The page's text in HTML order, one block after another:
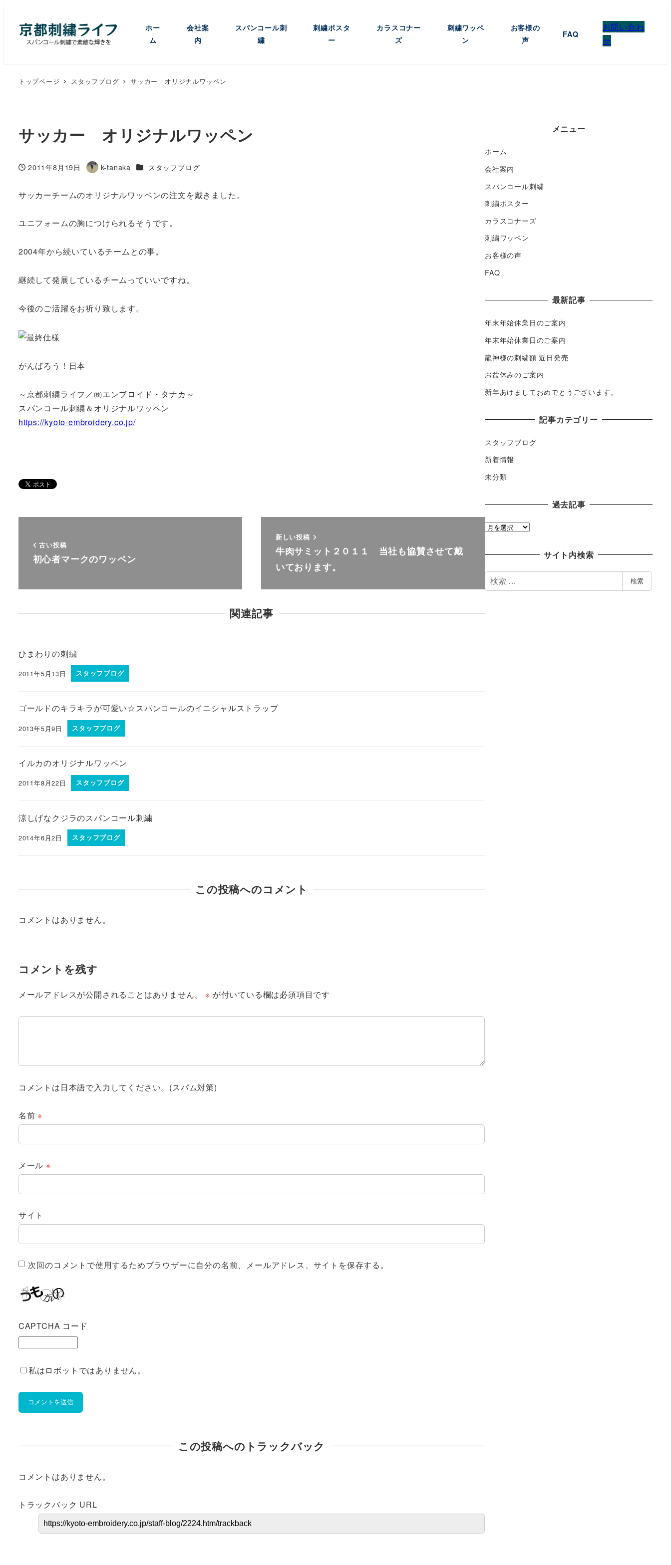
ホー
ム
会社案
内
スパンコール刺
繍
刺繍ポスタ
ー
カラスコナー
ズ
刺繍ワッペ
ン
お客様の
声
FAQ
お問い合わ
せ
トップページ スタッフブログ サッカー オリジナルワッペン
サッカー オリジナルワッペン
投稿日
2011年8月19日
著
k-tanaka カテゴリー
スタッフブログ
サッカーチームのオリジナルワッペンの注文を戴きました。
ユニフォームの胸につけられるそうです。
2004年から続いているチームとの事。
継続して発展しているチームっていいですね。
今後のご活躍をお祈り致します。
がんばろう！日本
～京都刺繍ライフ／㈱エンブロイド・タナカ～
スパンコール刺繍＆オリジナルワッペン
https://kyoto-embroidery.co.jp/
古い投稿
初心者マークのワッペン
新しい投稿
牛肉サミット２０１１ 当社も協賛させて戴
いております。
関連記事
ひまわりの刺繍
2011年5月13日 スタッフブログ
ゴールドのキラキラが可愛い☆スパンコールのイニシャルストラップ
2013年5月9日 スタッフブログ
イルカのオリジナルワッペン
2011年8月22日 スタッフブログ
涼しげなクジラのスパンコール刺繍
2014年6月2日 スタッフブログ
この投稿へのコメント
コメントはありません。
コメントを残す
メールアドレスが公開されることはありません。 ※ が付いている欄は必須項目です
コメントは日本語で入力してください。(スパム対策)
名前※
メール ※
サイト
次回のコメントで使用するためブラウザーに自分の名前、メールアドレス、サイトを保存する。
CAPTCHA コード
私はロボットではありません。
この投稿へのトラックバック
コメントはありません。
トラックバック URL
メニュー
ホーム
会社案内
スパンコール刺繍
刺繍ポスター
カラスコナーズ
刺繍ワッペン
お客様の声
FAQ
最新記事
年末年始休業日のご案内
年末年始休業日のご案内
龍神様の刺繍額 近日発売
お盆休みのご案内
新年あけましておめでとうございます。
記事カテゴリー
スタッフブログ
新着情報
未分類
過去記事
過
サイト内検索
検
索
検索